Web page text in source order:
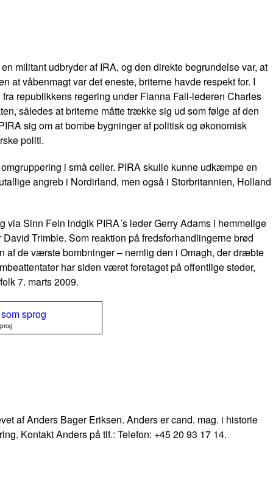
militant udbryder af IRA, og den direkte begrundelse var, at
at våbenmagt var det eneste, briterne havde respekt for. I
republikkens regering under Fianna Fail-lederen Charles
således at briterne måtte trække sig ud som følge af den
sig om at bombe bygninger af politisk og økonomisk
politi.
i små celler. PIRA skulle kunne udkæmpe en
angreb i Nordirland, men også i Storbritannien, Holland
via Sinn Fein indgik PIRA´s leder Gerry Adams i hemmelige
Trimble. Som reaktion på fredsforhandlingerne brød
af de værste bombninger – nemlig den i Omagh, der dræbte
har siden været foretaget på offentlige steder,
7. marts 2009.
af Anders Bager Eriksen. Anders er cand. mag. i historie
Kontakt Anders på tlf.: Telefon: +45 20 93 17 14.